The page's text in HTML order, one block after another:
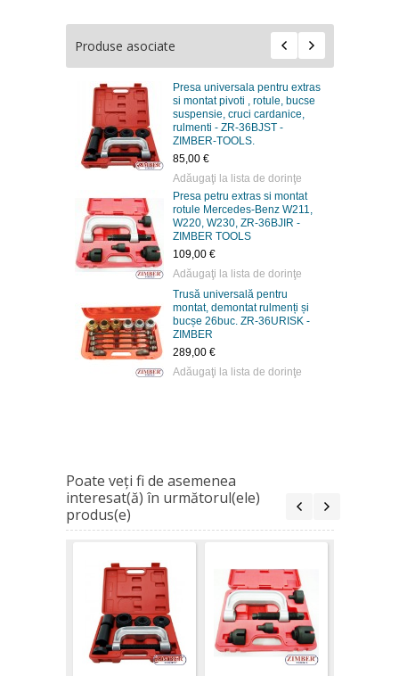
Produse asociate
pentru extras
pivoti , rotule, bucse
cruci cardanice,
extras si montat
Benz W211,
ZR-36BJIR -
la lista de dorinţe
demontat rulmenți și
ZR-36URISK -
Presa bucse punte spate
FORD MONDEO, ZR-36SBR -
ZIMBER-TOOLS
92,20 €
Presa universala pentru extras
si montat pivoti , rotule, bucse
suspensie, cruci cardanice,
rulmenti - ZT-04009 - SMANN
TOOLS.
Adăugaţi la lista de dorinţe
Trusă universală pentru
montat, demontat rulmenți și
bucșe 26buc. ZT-04803-
Adăugaţi la lista de dorinţe
Poate veţi fi de asemenea
interesat(ă) în următorul(ele)
produs(e)